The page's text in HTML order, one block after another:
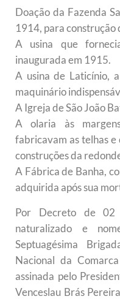
Doação da Fazenda
1914, para construção
A usina que
inaugurada em 1915.
A usina de Laticínio,
maquinário
A Igreja de São João
A olaria às
fabricavam as telhas e
construções da
A Fábrica de Banha,
adquirida após sua
Por Decreto de
naturalizado e
Septuagésima
Nacional da
assinada pelo
Venceslau Brás